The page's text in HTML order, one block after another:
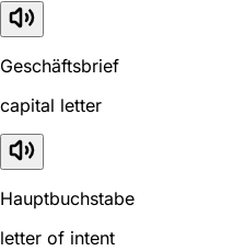
Geschäftsbrief
capital letter
Hauptbuchstabe
letter of intent